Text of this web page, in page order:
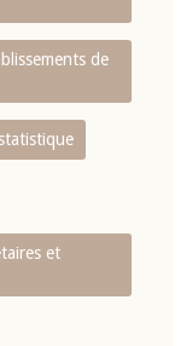
de
et